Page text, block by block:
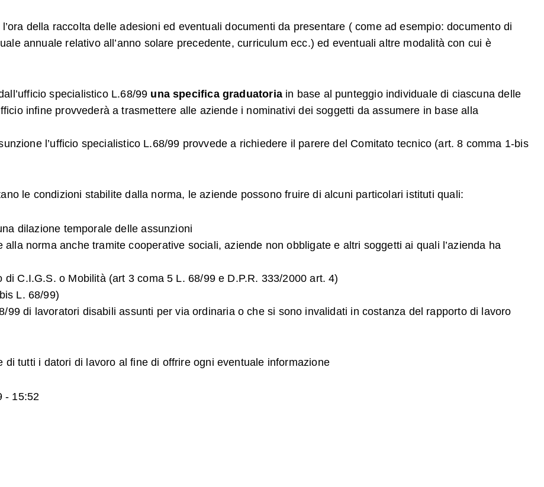
della raccolta delle adesioni ed eventuali documenti da presentare ( come ad esempio: documento di
annuale relativo all’anno solare precedente, curriculum ecc.) ed eventuali altre modalità con cui è
specialistico L.68/99 una specifica graduatoriain base al punteggio individuale di ciascuna delle
infine provvederà a trasmettere alle aziende i nominativi dei soggetti da assumere in base alla
l’ufficio specialistico L.68/99 provvede a richiedere il parere del Comitato tecnico (art. 8 comma 1-bis
le condizioni stabilite dalla norma, le aziende possono fruire di alcuni particolari istituti quali:
dilazione temporale delle assunzioni
norma anche tramite cooperative sociali, aziende non obbligate e altri soggetti ai quali l’azienda ha
C.I.G.S. o Mobilità (art 3 coma 5 L. 68/99 e D.P.R. 333/2000 art. 4)
L. 68/99)
99 di lavoratori disabili assunti per via ordinaria o che si sono invalidati in costanza del rapporto di lavoro
di tutti i datori di lavoro al fine di offrire ogni eventuale informazione
- 15:52